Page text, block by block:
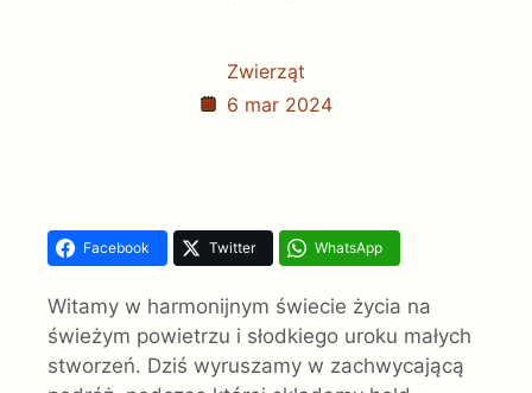
Zwierząt
6 mar 2024
Facebook Twitter WhatsApp
Witamy w harmonijnym świecie życia na
świeżym powietrzu i słodkiego uroku małych
stworzeń. Dziś wyruszamy w zachwycającą